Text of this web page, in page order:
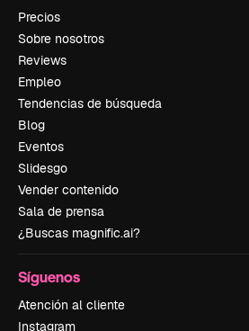
Precios
Sobre nosotros
Reviews
Empleo
Tendencias de búsqueda
Blog
Eventos
Slidesgo
Vender contenido
Sala de prensa
¿Buscas magnific.ai?
Síguenos
Atención al cliente
Instagram